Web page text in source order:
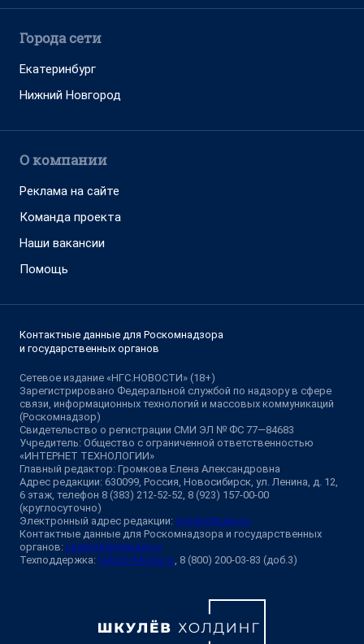
Города сети
Екатеринбург
Нижний Новгород
О компании
Реклама на сайте
Команда проекта
Наши вакансии
Помощь
Контактные данные для Роскомнадзора
и государственных органов
Сетевое издание «НГС.НОВОСТИ» (18+)
Зарегистрировано Федеральной службой по надзору в сфере
связи, информационных технологий и массовых коммуникаций
(Роскомнадзор)
Свидетельство о регистрации СМИ ЭЛ № ФС 77—84683
Учредитель: Общество с ограниченной ответственностью
«ИНТЕРНЕТ ТЕХНОЛОГИИ»
Главный редактор: Громкова Елена Александровна
Адрес редакции: 630099, Россия, Новосибирск, ул. Ленина, д. 12,
6 этаж, телефон 8 (383) 212-52-52, 8 (923) 157-00-00
(круглосуточно)
Электронный адрес редакции: ngs@shkulev.ru
Контактные данные для Роскомнадзора и государственных
органов: juristnsk@shkulev.ru
Техподдержка: help@shkulev.ru, 8 (800) 200-03-83 (доб.3)